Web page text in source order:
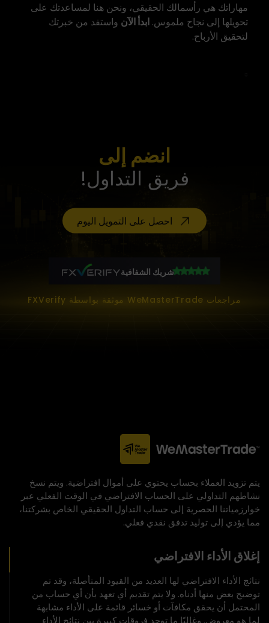
مهاراتك هي رأسمالك الحقيقي، ونحن هنا لمساعدتك على
تحويلها إلى نجاح ملموس. ابدأ الآن واستفد من خبرتك
لتحقيق الأرباح.
انضم إلى
فريق التداول!
احصل على التمويل اليوم
شريك الشفافية
مراجعات WeMasterTrade موثقة بواسطة FXVerify
يتم تزويد العملاء بحساب يحتوي على أموال افتراضية. ويتم نسخ
نشاطهم التداولي على الحساب الافتراضي في الوقت الفعلي عبر
خوارزمياتنا الحصرية إلى حساب التداول الحقيقي الخاص بشركتنا،
مما يؤدي إلى توليد تدفق نقدي فعلي.
إغلاق الأداء الافتراضي
نتائج الأداء الافتراضي لها العديد من القيود المتأصلة، وقد تم
توضيح بعض منها أدناه. ولا يتم تقديم أي تعهد بأن أي حساب من
المحتمل أن يحقق مكافآت أو خسائر قائمة على الأداء مشابهة